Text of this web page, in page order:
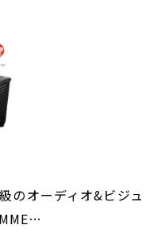
のオーディオ&ビジュ